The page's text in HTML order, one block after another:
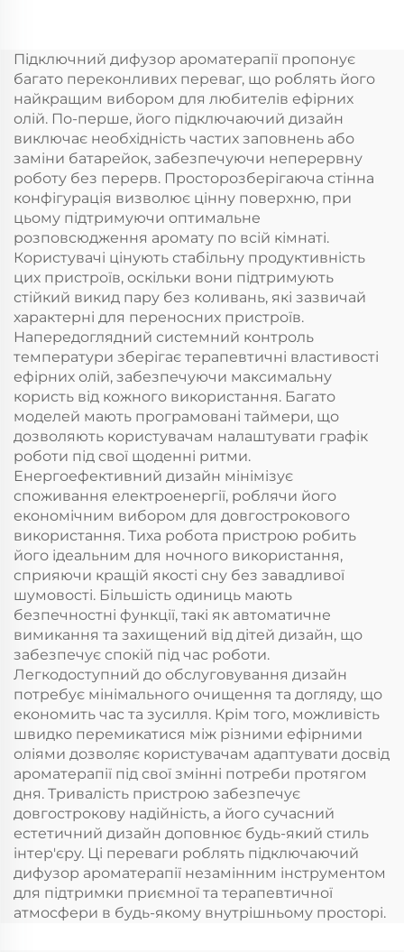
Бездротовий
розумний WIFI
контроль
Ароматичний
дифузер
ароматний диспенсер
електричний HVAC
олійний свіжильник
повітря дифузер
Підключний дифузор ароматерапії пропонує
багато переконливих переваг, що роблять його
найкращим вибором для любителів ефірних
олій. По-перше, його підключаючий дизайн
виключає необхідність частих заповнень або
заміни батарейок, забезпечуючи неперервну
роботу без перерв. Просторозберігаюча стінна
конфігурація визволює цінну поверхню, при
цьому підтримуючи оптимальне
розповсюдження аромату по всій кімнаті.
Користувачі цінують стабільну продуктивність
цих пристроїв, оскільки вони підтримують
стійкий викид пару без коливань, які зазвичай
характерні для переносних пристроїв.
Напередоглядний системний контроль
температури зберігає терапевтичні властивості
ефірних олій, забезпечуючи максимальну
користь від кожного використання. Багато
моделей мають програмовані таймери, що
дозволяють користувачам налаштувати графік
роботи під свої щоденні ритми.
Енергоефективний дизайн мінімізує
споживання електроенергії, роблячи його
економічним вибором для довгострокового
використання. Тиха робота пристрою робить
його ідеальним для ночного використання,
сприяючи кращій якості сну без завадливої
шумовості. Більшість одиниць мають
безпечностні функції, такі як автоматичне
вимикання та захищений від дітей дизайн, що
забезпечує спокій під час роботи.
Легкодоступний до обслуговування дизайн
потребує мінімального очищення та догляду, що
економить час та зусилля. Крім того, можливість
швидко перемикатися між різними ефірними
оліями дозволяє користувачам адаптувати досвід
ароматерапії під свої змінні потреби протягом
дня. Тривалість пристрою забезпечує
довгострокову надійність, а його сучасний
естетичний дизайн доповнює будь-який стиль
інтер'єру. Ці переваги роблять підключаючий
дифузор ароматерапії незамінним інструментом
для підтримки приємної та терапевтичної
атмосфери в будь-якому внутрішньому просторі.